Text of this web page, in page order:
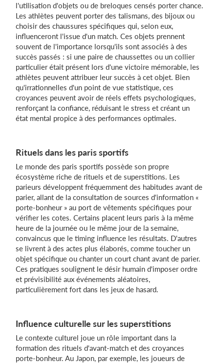
l'utilisation d'objets ou de breloques censés porter chance.
Les athlètes peuvent porter des talismans, des bijoux ou
choisir des chaussures spécifiques qui, selon eux,
influenceront l'issue d'un match. Ces objets prennent
souvent de l'importance lorsqu'ils sont associés à des
succès passés : si une paire de chaussettes ou un collier
particulier était présent lors d'une victoire mémorable, les
athlètes peuvent attribuer leur succès à cet objet. Bien
qu'irrationnelles d'un point de vue statistique, ces
croyances peuvent avoir de réels effets psychologiques,
renforçant la confiance, réduisant le stress et créant un
état mental propice à des performances optimales.
Rituels dans les paris sportifs
Le monde des paris sportifs possède son propre
écosystème riche de rituels et de superstitions. Les
parieurs développent fréquemment des habitudes avant de
parier, allant de la consultation de sources d'information «
porte-bonheur » au port de vêtements spécifiques pour
vérifier les cotes. Certains placent leurs paris à la même
heure de la journée ou le même jour de la semaine,
convaincus que le timing influence les résultats. D'autres
se livrent à des actes plus élaborés, comme toucher un
objet spécifique ou chanter un court chant avant de parier.
Ces pratiques soulignent le désir humain d'imposer ordre
et prévisibilité aux événements aléatoires,
particulièrement fort dans les jeux de hasard.
Influence culturelle sur les superstitions
Le contexte culturel joue un rôle important dans la
formation des rituels d'avant-match et des croyances
porte-bonheur. Au Japon, par exemple, les joueurs de